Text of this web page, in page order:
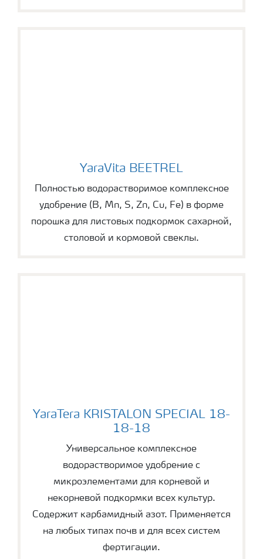
YaraVita BEETREL
YaraVita BEETREL
Полностью водорастворимое комплексное
удобрение (B, Mn, S, Zn, Cu, Fe) в форме
порошка для листовых подкормок сахарной,
столовой и кормовой свеклы.
YaraTera KRISTALON SPECIAL 18-18-18
YaraTera KRISTALON SPECIAL 18-
18-18
Универсальное комплексное
водорастворимое удобрение с
микроэлементами для корневой и
некорневой подкормки всех культур.
Содержит карбамидный азот. Применяется
на любых типах почв и для всех систем
фертигации.